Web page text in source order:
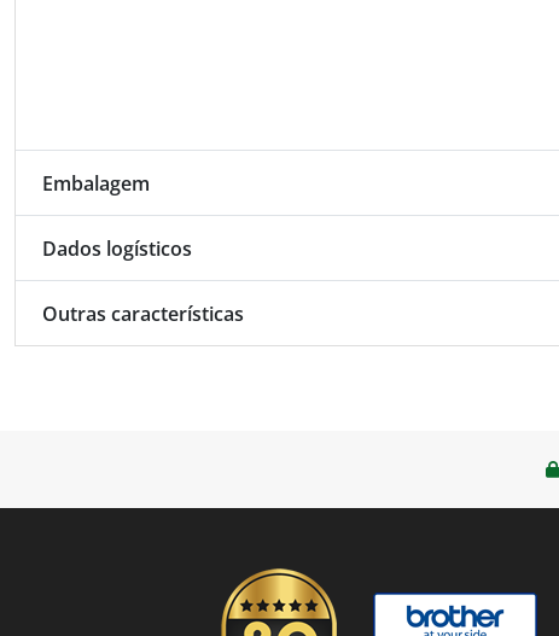
Embalagem
Dados logísticos
Outras características